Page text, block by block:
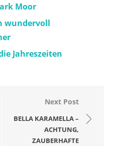
Moor
wundervoll
Jahreszeiten
Next Post
BELLA KARAMELLA –
ACHTUNG,
ZAUBERHAFTE